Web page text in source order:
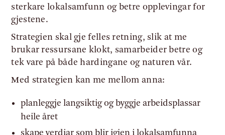
sterkare lokalsamfunn og betre opplevingar for
gjestene.
Strategien skal gje felles retning, slik at me
brukar ressursane klokt, samarbeider betre og
tek vare på både hardingane og naturen vår.
Med strategien kan me mellom anna:
planleggje langsiktig og byggje arbeidsplassar
heile året
skape verdiar som blir igjen i lokalsamfunna